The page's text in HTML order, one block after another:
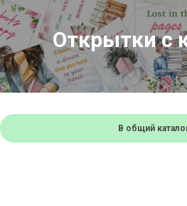
Открытки с
В общий